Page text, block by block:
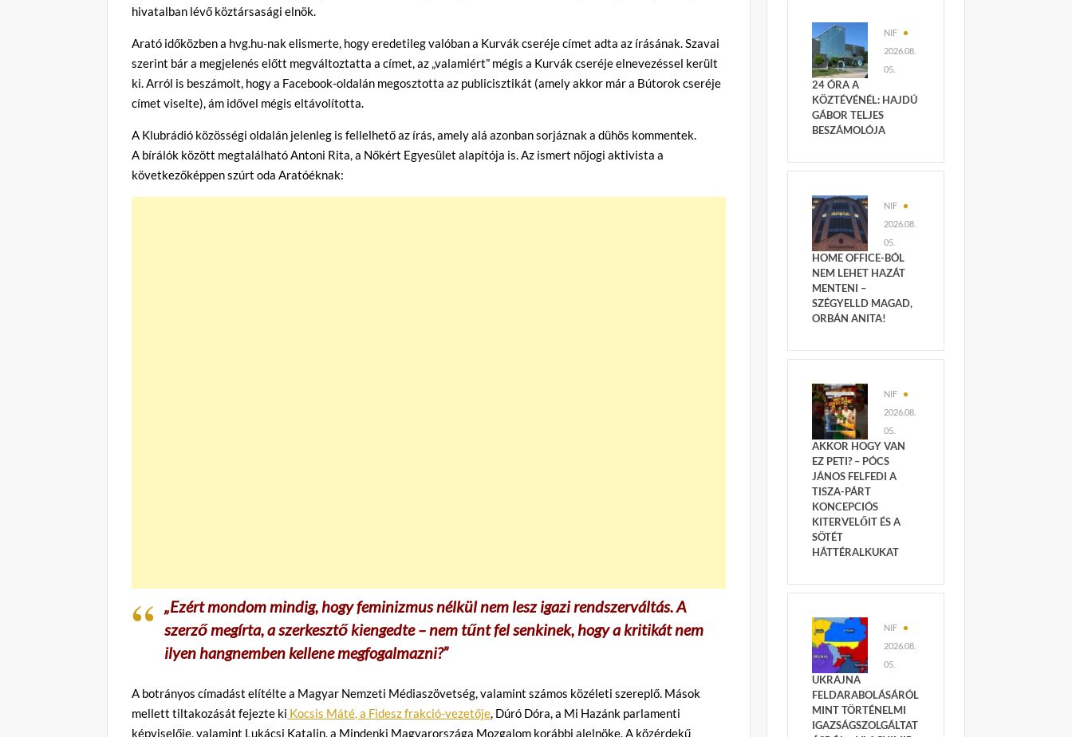
hivatalban lévő köztársasági elnök.
Arató időközben a hvg.hu-nak elismerte, hogy eredetileg valóban a Kurvák cseréje címet adta az írásának. Szavai
szerint bár a megjelenés előtt megváltoztatta a címet, az „valamiért” mégis a Kurvák cseréje elnevezéssel került
ki. Arról is beszámolt, hogy a Facebook-oldalán megosztotta az publicisztikát (amely akkor már a Bútorok cseréje
címet viselte), ám idővel mégis eltávolította.
A Klubrádió közösségi oldalán jelenleg is fellelhető az írás, amely alá azonban sorjáznak a dühös kommentek.
A bírálók között megtalálható Antoni Rita, a Nőkért Egyesület alapítója is. Az ismert nőjogi aktivista a
következőképpen szúrt oda Aratóéknak:
„Ezért mondom mindig, hogy feminizmus nélkül nem lesz igazi rendszerváltás. A
szerző megírta, a szerkesztő kiengedte – nem tűnt fel senkinek, hogy a kritikát nem
ilyen hangnemben kellene megfogalmazni?”
A botrányos címadást elítélte a Magyar Nemzeti Médiaszövetség, valamint számos közéleti szereplő. Mások
mellett tiltakozását fejezte ki Kocsis Máté, a Fidesz frakció-vezetője, Dúró Dóra, a Mi Hazánk parlamenti
képviselője, valamint Lukácsi Katalin, a Mindenki Magyarországa Mozgalom korábbi alelnöke. A közérdekű
NIF
2026.08.
05.
24 ÓRA A
KÖZTÉVÉNÉL: HAJDÚ
GÁBOR TELJES
BESZÁMOLÓJA
NIF
2026.08.
05.
HOME OFFICE-BÓL
NEM LEHET HAZÁT
MENTENI –
SZÉGYELLD MAGAD,
ORBÁN ANITA!
NIF
2026.08.
05.
AKKOR HOGY VAN
EZ PETI? – PÓCS
JÁNOS FELFEDI A
TISZA-PÁRT
KONCEPCIÓS
KITERVELŐIT ÉS A
SÖTÉT
HÁTTÉRALKUKAT
NIF
2026.08.
05.
UKRAJNA
FELDARABOLÁSÁRÓL
MINT TÖRTÉNELMI
IGAZSÁGSZOLGÁLTAT